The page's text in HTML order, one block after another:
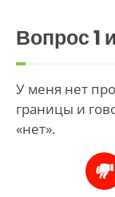
Вопрос1
У меня нет
границы и
«нет».